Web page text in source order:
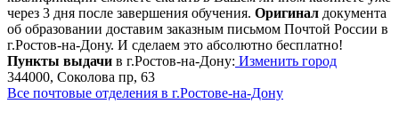
через 3 дня после завершения обучения. Оригинал документа
об образовании доставим заказным письмом Почтой России в
г.Ростов-на-Дону. И сделаем это абсолютно бесплатно!
Пункты выдачи в г.Ростов-на-Дону: Изменить город
344000, Соколова пр, 63
Все почтовые отделения в г.Ростове-на-Дону